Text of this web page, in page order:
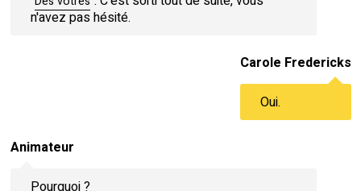
n'avez pas hésité.
Carole Fredericks
Oui.
Animateur
Pourquoi ?